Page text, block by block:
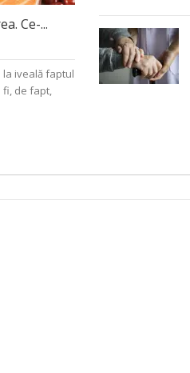
Ce-...
la iveală faptul
fi, de fapt,